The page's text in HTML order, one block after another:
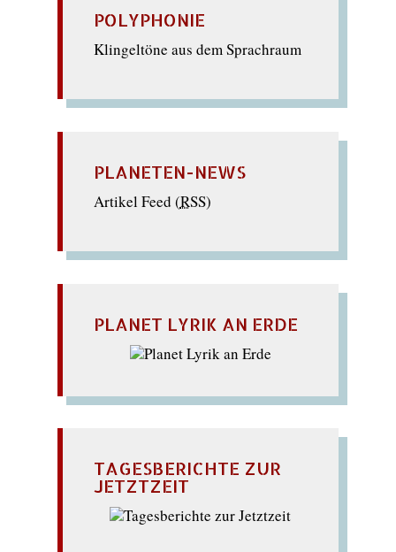
POLYPHONIE
Klingeltöne aus dem Sprachraum
PLANETEN-NEWS
Artikel Feed (RSS)
PLANET LYRIK AN ERDE
TAGESBERICHTE ZUR
JETZTZEIT